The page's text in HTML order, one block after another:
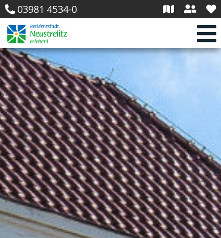
03981 4534-0